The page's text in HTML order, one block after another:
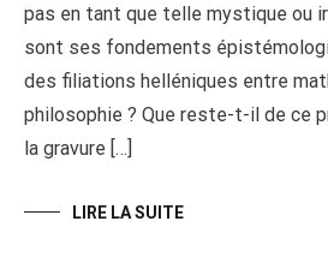
pas en tant que telle mystique ou
sont ses fondements
des filiations helléniques entre
philosophie ? Que reste-t-il de ce
la gravure […]
LIRE LA SUITE